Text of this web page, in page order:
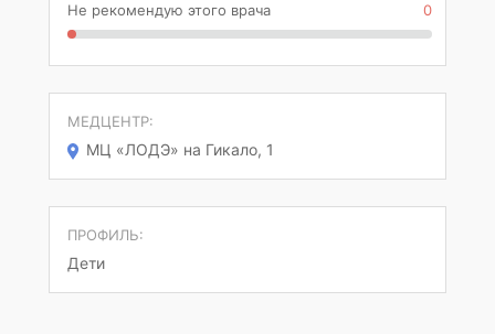
Не рекомендую этого врача 0
МЕДЦЕНТР:
МЦ «ЛОДЭ» на Гикало, 1
ПРОФИЛЬ:
Дети